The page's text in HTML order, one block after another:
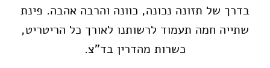
בדרך של תזונה נכונה, כוונה והרבה אהבה. פינת
שתייה חמה תעמוד לרשותנו לאורך כל הריטריט,
כשרות מהדרין בד"צ.